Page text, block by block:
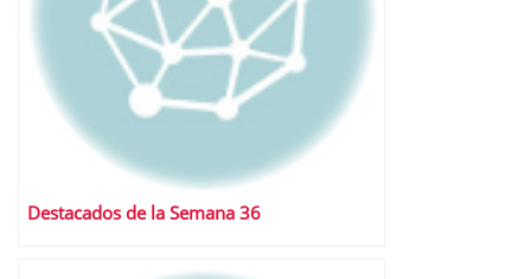
Destacados de la Semana 36